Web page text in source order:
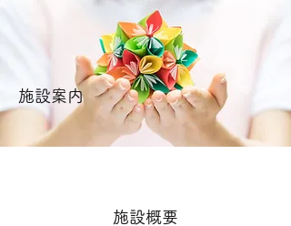
施設案内
施設概要